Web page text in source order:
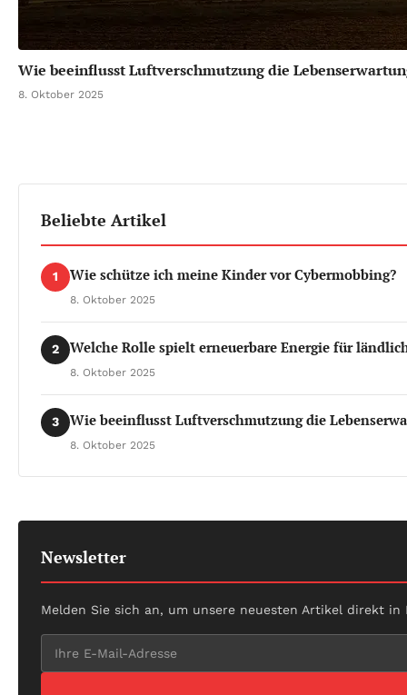
Wie beeinflusst Luftverschmutzung die
8. Oktober 2025
Beliebte Artikel
1 Wie schütze ich meine Kinder vor Cybermobbing?
8. Oktober 2025
2 Welche Rolle spielt erneuerbare Energie für
8. Oktober 2025
3 Wie beeinflusst Luftverschmutzung die
8. Oktober 2025
Newsletter
Melden Sie sich an, um unsere neuesten Artikel direkt